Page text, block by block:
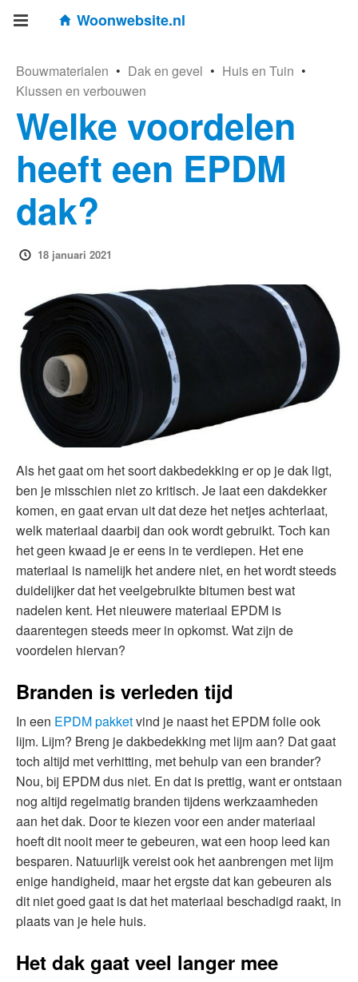
Woonwebsite.nl
Bouwmaterialen • Dak en gevel • Huis en Tuin •
Klussen en verbouwen
Welke voordelen
heeft een EPDM
dak?
18 januari 2021
Als het gaat om het soort dakbedekking er op je dak ligt,
ben je misschien niet zo kritisch. Je laat een dakdekker
komen, en gaat ervan uit dat deze het netjes achterlaat,
welk materiaal daarbij dan ook wordt gebruikt. Toch kan
het geen kwaad je er eens in te verdiepen. Het ene
materiaal is namelijk het andere niet, en het wordt steeds
duidelijker dat het veelgebruikte bitumen best wat
nadelen kent. Het nieuwere materiaal EPDM is
daarentegen steeds meer in opkomst. Wat zijn de
voordelen hiervan?
Branden is verleden tijd
In een EPDM pakketvind je naast het EPDM folie ook
lijm. Lijm? Breng je dakbedekking met lijm aan? Dat gaat
toch altijd met verhitting, met behulp van een brander?
Nou, bij EPDM dus niet. En dat is prettig, want er ontstaan
nog altijd regelmatig branden tijdens werkzaamheden
aan het dak. Door te kiezen voor een ander materiaal
hoeft dit nooit meer te gebeuren, wat een hoop leed kan
besparen. Natuurlijk vereist ook het aanbrengen met lijm
enige handigheid, maar het ergste dat kan gebeuren als
dit niet goed gaat is dat het materiaal beschadigd raakt, in
plaats van je hele huis.
Het dak gaat veel langer mee